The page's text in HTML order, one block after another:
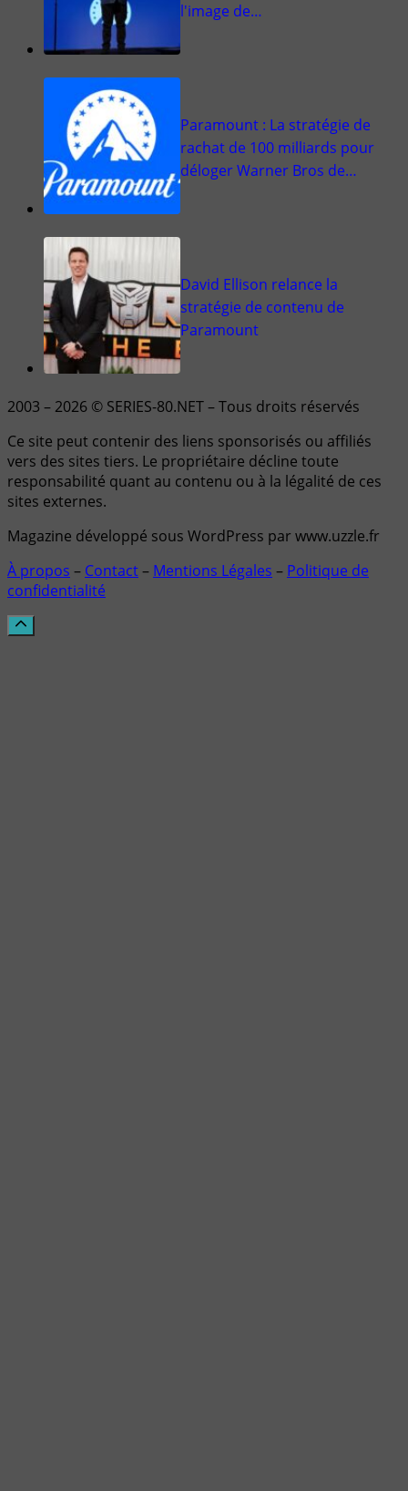
l'image de…
Paramount : La stratégie de
rachat de 100 milliards pour
déloger Warner Bros de…
David Ellison relance la
stratégie de contenu de
Paramount
2003 – 2026 © SERIES-80.NET – Tous droits réservés
Ce site peut contenir des liens sponsorisés ou affiliés
vers des sites tiers. Le propriétaire décline toute
responsabilité quant au contenu ou à la légalité de ces
sites externes.
Magazine développé sous WordPress par www.uzzle.fr
À propos – Contact– Mentions Légales – Politique de
confidentialité